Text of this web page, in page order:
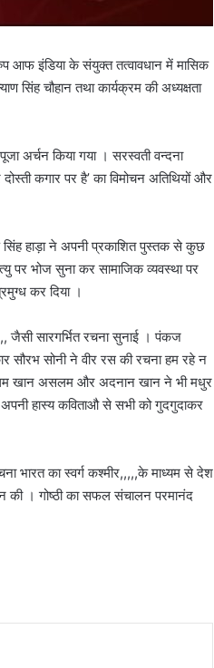
आफ इंडिया के संयुक्त तत्वावधान में मासिक
सिंह चौहान तथा कार्यक्रम की अध्यक्षता
अर्चन किया गया । सरस्वती वन्दना
कगार पर है’ का विमोचन अतिथियों और
सिंह हाड़ा ने अपनी प्रकाशित पुस्तक से कुछ
पर भोज सुना कर सामाजिक व्यवस्था पर
कर दिया ।
जैसी सारगर्भित रचना सुनाई । पंकज
सौरभ सोनी ने वीर रस की रचना हम रहे न
खान असलम और अदनान खान ने भी मधुर
अपनी हास्य कविताऔ से सभी को गुदगुदाकर
भारत का स्वर्ग कश्मीर,,,,,के माध्यम से देश
की । गोष्ठी का सफल संचालन परमानंद